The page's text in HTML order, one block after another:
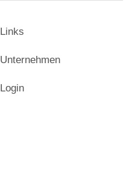
Links
Unternehmen
Login